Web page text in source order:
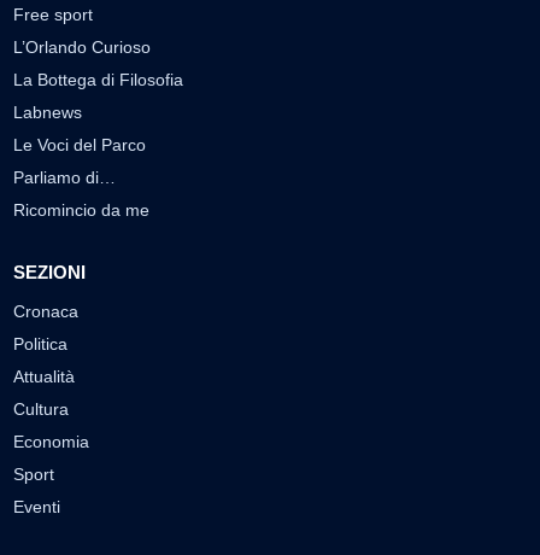
Free sport
L’Orlando Curioso
La Bottega di Filosofia
Labnews
Le Voci del Parco
Parliamo di…
Ricomincio da me
SEZIONI
Cronaca
Politica
Attualità
Cultura
Economia
Sport
Eventi